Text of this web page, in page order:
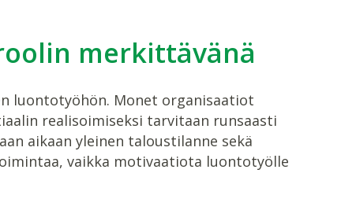
merkittävänä
luontotyöhön. Monet organisaatiot
realisoimiseksi tarvitaan runsaasti
aikaan yleinen taloustilanne sekä
vaikka motivaatiota luontotyölle